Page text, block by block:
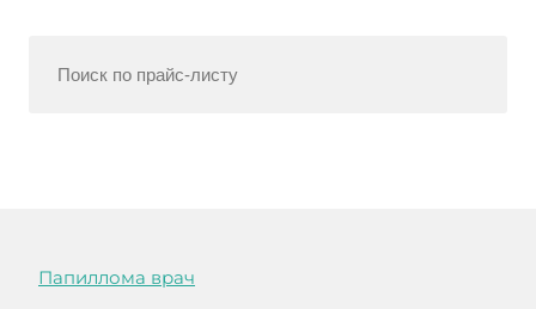
Папиллома врач